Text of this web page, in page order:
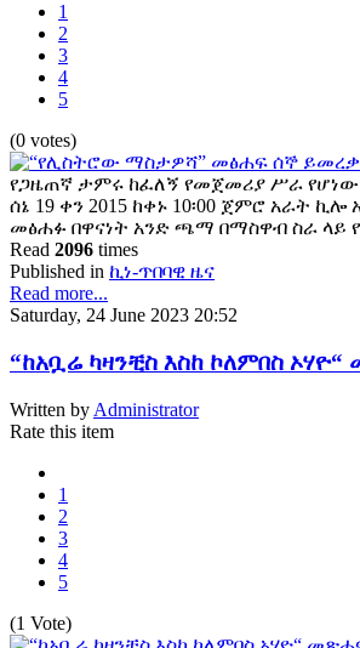
1
2
3
4
5
(0 votes)
የጋዜጠኛ ታምሩ ከፈለኝ የመጀመሪያ ሥራ
ሰኔ 19 ቀን 2015 ከቀኑ 10፡00 ጀምሮ አራት
መፅሐፉ በዋናነት አንድ ጫማ በማስዋብ ስራ ላይ
Read 2096 times
Published in ኪነ-ጥበባዊ ዜና
Read more...
Saturday, 24 June 2023 20:52
“ከአቧሬ ካዛንቺስ እስከ ኮለምበስ
Written by Administrator
Rate this item
1
2
3
4
5
(1 Vote)